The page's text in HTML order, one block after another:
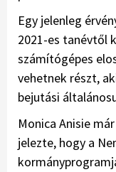
Egy jelenleg
2021-es tanévtől
számítógépes
vehetnek részt,
bejutási
Monica Anisie
jelezte, hogy a